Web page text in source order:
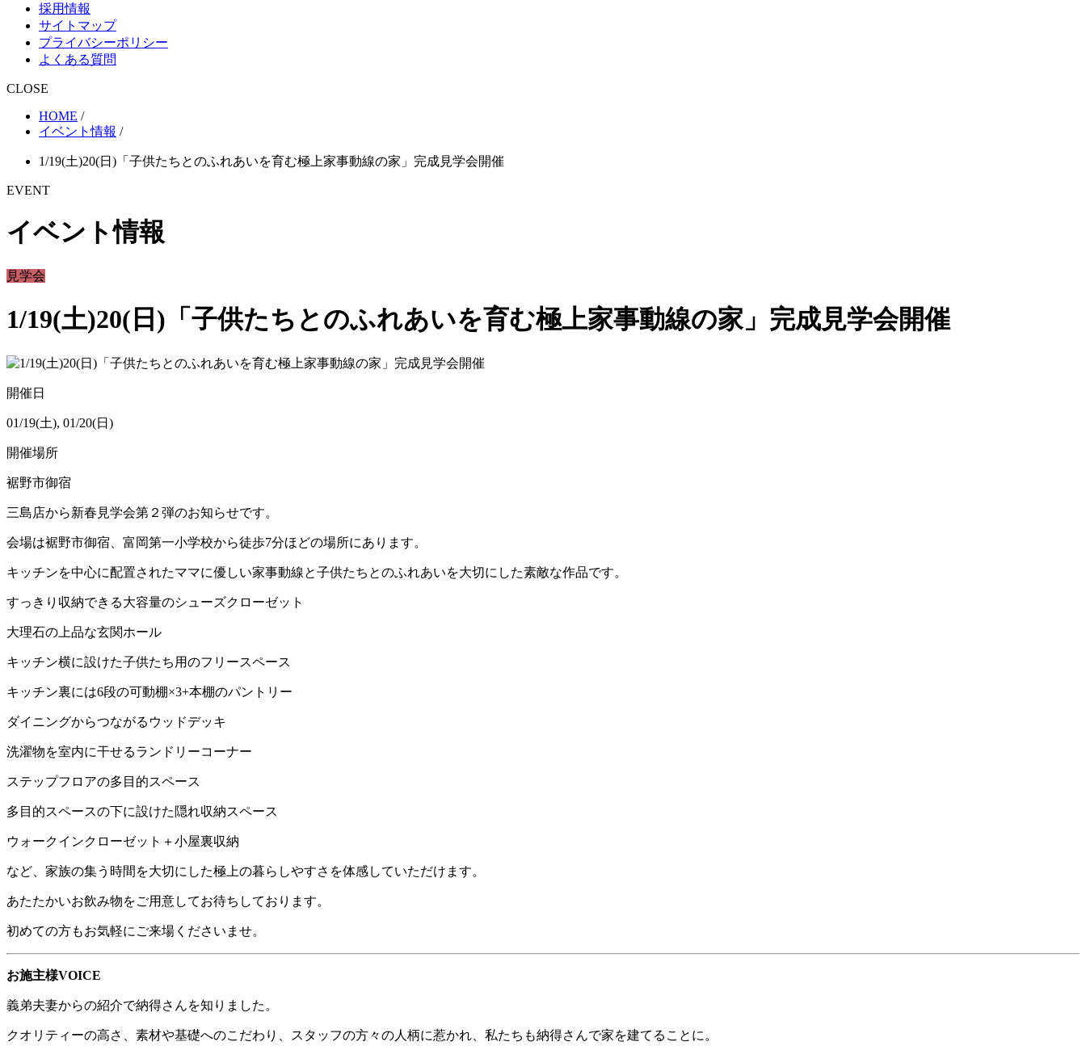
採用情報
サイトマップ
プライバシーポリシー
よくある質問
CLOSE
HOME /
イベント情報 /
1/19(土)20(日)「子供たちとのふれあいを育む極上家事動線の家」完成見学会開催
EVENT
イベント情報
見学会
1/19(土)20(日)「子供たちとのふれあいを育む極上家事動線の家」完成見学会開催
開催日
01/19(土), 01/20(日)
開催場所
裾野市御宿
三島店から新春見学会第２弾のお知らせです。
会場は裾野市御宿、富岡第一小学校から徒歩7分ほどの場所にあります。
キッチンを中心に配置されたママに優しい家事動線と子供たちとのふれあいを大切にした素敵な作品です。
すっきり収納できる大容量のシューズクローゼット
大理石の上品な玄関ホール
キッチン横に設けた子供たち用のフリースペース
キッチン裏には6段の可動棚×3+本棚のパントリー
ダイニングからつながるウッドデッキ
洗濯物を室内に干せるランドリーコーナー
ステップフロアの多目的スペース
多目的スペースの下に設けた隠れ収納スペース
ウォークインクローゼット＋小屋裏収納
など、家族の集う時間を大切にした極上の暮らしやすさを体感していただけます。
あたたかいお飲み物をご用意してお待ちしております。
初めての方もお気軽にご来場くださいませ。
お施主様VOICE
義弟夫妻からの紹介で納得さんを知りました。
クオリティーの高さ、素材や基礎へのこだわり、スタッフの方々の人柄に惹かれ、私たちも納得さんで家を建てることに。